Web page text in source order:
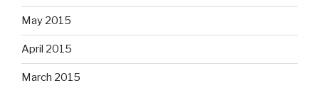
May 2015
April 2015
March 2015